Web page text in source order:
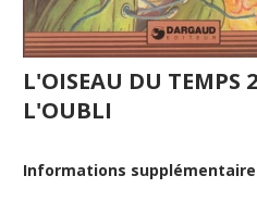
L'OISEAU DU TEMPS
L'OUBLI
Informations